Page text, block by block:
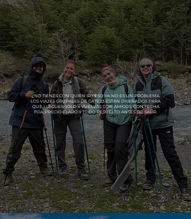
¿NO TIENES CON QUIÉN IR? ESO YA NO ES UN PROBLEMA.
LOS VIAJES GRUPALES DE GATE23 ESTÁN DISEÑADOS PARA
QUE LLEGUES SOLO Y VUELVAS CON AMIGOS. CON FECHA
FIJA, PRECIO CLARO Y TODO RESUELTO ANTES DE SALIR.